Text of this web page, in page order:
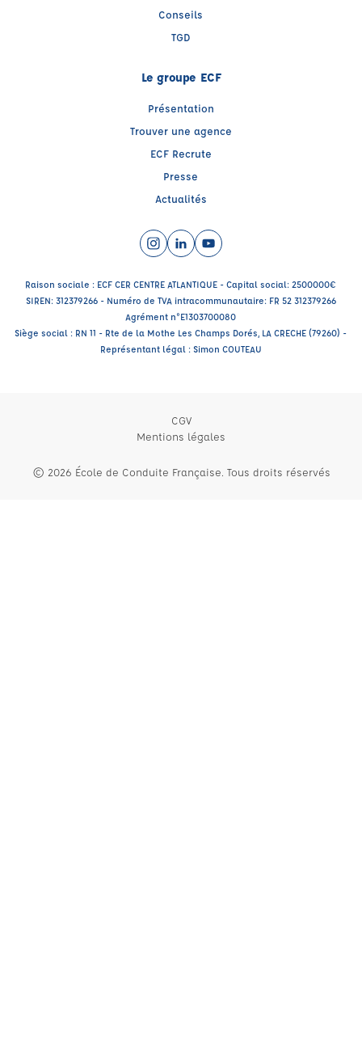
Conseils
TGD
Le groupe ECF
Présentation
Trouver une agence
ECF Recrute
Presse
Actualités
Instagram (nouvelle fenêtre)
LinkedIn (nouvelle fenêtre)
YouTube (nouvelle fenêtre)
Raison sociale : ECF CER CENTRE ATLANTIQUE - Capital social: 2500000€
SIREN: 312379266 - Numéro de TVA intracommunautaire: FR 52 312379266
Agrément n°E1303700080
Siège social : RN 11 - Rte de la Mothe Les Champs Dorés, LA CRECHE (79260) -
Représentant légal : Simon COUTEAU
CGV
Mentions légales
© 2026 École de Conduite Française. Tous droits réservés